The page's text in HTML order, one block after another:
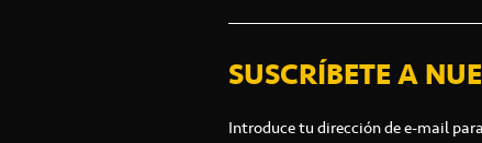
SUSCRÍBETE A
Introduce tu dirección de e-mail